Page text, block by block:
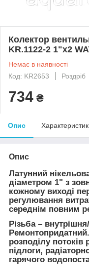
Колектор
KR.1122-2 1"x2
Немає в наявності
Код: KR2653
Роздріб
734 ₴
Опис
Опис
Латунний
діаметром 1" з
кожному виході
регулювання
середнім повним
Різьба –
розподілу потоків
підлоги,
гарячого